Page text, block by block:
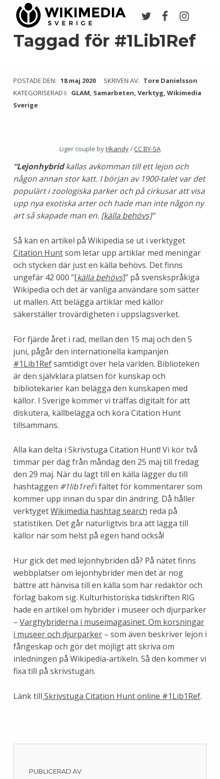
Taggad för #1Lib1Ref
POSTADE DEN: 18 maj 2020 SKRIVEN AV: Tore Danielsson
KATEGORISERAD I: GLAM, Samarbeten, Verktyg, Wikimedia
Sverige
Liger couple byHkandy/ CC BY-SA
“Lejonhybridkallas avkomman till ett lejon och
någon annan stor katt. I början av 1900-talet var det
populärt i zoologiska parker och på cirkusar att visa
upp nya exotiska arter och hade man inte någon ny
art så skapade man en. [källa behövs]”
Så kan en artikel på Wikipedia se ut i verktyget
Citation Huntsom letar upp artiklar med meningar
och stycken där just en källa behövs. Det finns
ungefär 42 000 ”[källa behövs]” på svenskspråkiga
Wikipedia och det är vanliga användare som sätter
ut mallen. Att belägga artiklar med källor
säkerställer trovärdigheten i uppslagsverket.
För fjärde året i rad, mellan den 15 maj och den 5
juni, pågår den internationella kampanjen
#1Lib1Refsamtidigt över hela världen. Biblioteken
är den självklara platsen för kunskap och
bibliotekarier kan belägga den kunskapen med
källor. I Sverige kommer vi träffas digitalt för att
diskutera, källbelägga och köra Citation Hunt
tillsammans.
Alla kan delta i Skrivstuga Citation Hunt! Vi kör två
timmar per dag från måndag den 25 maj till fredag
den 29 maj. När du lagt till en källa lägger du till
hashtaggen #1lib1refi fältet för kommentarer som
kommer upp innan du spar din ändring. Då håller
verktygetWikimedia hashtag search reda på
statistiken. Det går naturligtvis bra att lägga till
källor när som helst på egen hand också!
Hur gick det med lejonhybriden då? På nätet finns
webbplatser om lejonhybrider men det är nog
bättre att hänvisa till en källa som har redaktör och
förlag bakom sig. Kulturhistoriska tidskriften RIG
hade en artikel om hybrider i museer och djurparker
– Varghybriderna i museimagasinet. Om korsningar
i museer och djurparker– som även beskriver lejon i
fångeskap och gör det möjligt att skriva om
inledningen på Wikipedia-artikeln. Så den kommer vi
fixa till på skrivstugan.
Länk till Skrivstuga Citation Hunt online #1Lib1Ref.
PUBLICERAD AV